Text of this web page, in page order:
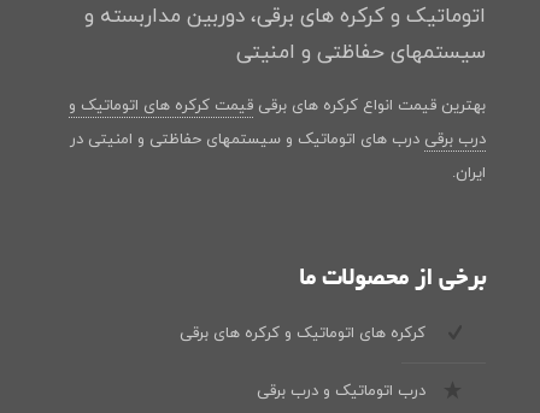
اتوماتیک و کرکره های برقی، دوربین مداربسته و
سیستمهای حفاظتی و امنیتی
بهترین قیمت انواع کرکره های برقی قیمت کرکره های اتوماتیک و
درب برقی درب های اتوماتیک و سیستمهای حفاظتی و امنیتی در
ایران.
برخی از محصولات ما
کرکره های اتوماتیک و کرکره های برقی
درب اتوماتیک و درب برقی